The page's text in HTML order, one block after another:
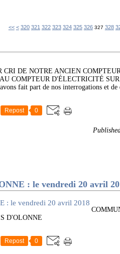
<< < 300
310
320 321 322 323 324 325 326 327 328
CRI DE NOTRE ANCIEN
COMPTEUR D'ÉLECTRICITÉ
fait part de nos interrogations et de
Repost 0
: le vendredi 20 avril
D'OLONNE
Repost 0